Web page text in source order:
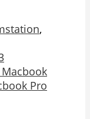
,
Pro